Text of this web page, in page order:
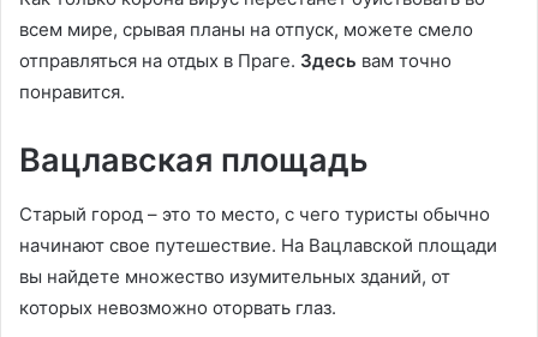
всем мире, срывая планы на отпуск, можете смело
отправляться на отдых в Праге. Здесь вам точно
понравится.
Вацлавская площадь
Старый город – это то место, с чего туристы обычно
начинают свое путешествие. На Вацлавской площади
вы найдете множество изумительных зданий, от
которых невозможно оторвать глаз.